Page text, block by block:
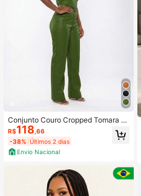
Conjunto Couro Cropped Tomara q
ue Caia e Calça Wide Leg Reta Cint
ura Alta com Bolso
R$118 ,66
-38% Últimos 2 dias
Envio Nacional